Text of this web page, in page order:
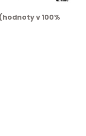
v 100%